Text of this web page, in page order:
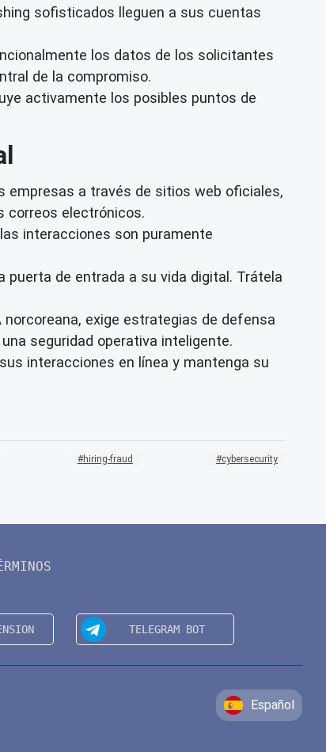
sofisticados lleguen a sus cuentas
los datos de los solicitantes
de la compromiso.
activamente los posibles puntos de
empresas a través de sitios web oficiales,
correos electrónicos.
interacciones son puramente
puerta de entrada a su vida digital. Trátela
exige estrategias de defensa
seguridad operativa inteligente.
interacciones en línea y mantenga su
hiring-fraud cybersecurity
Español